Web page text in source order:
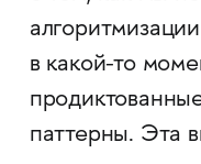
в какой-то
паттерны. Эта